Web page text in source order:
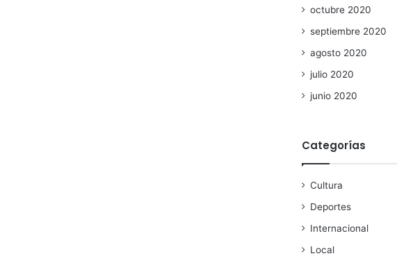
octubre 2020
septiembre 2020
agosto 2020
julio 2020
junio 2020
Categorías
Cultura
Deportes
Internacional
Local